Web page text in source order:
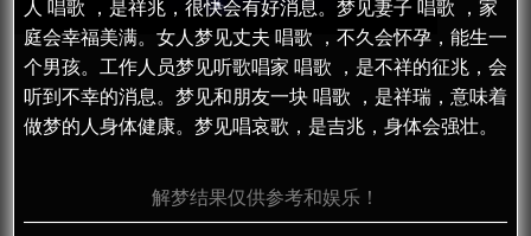
人 唱歌 ，是祥兆，很快会有好消息。梦见妻子 唱歌 ，家
庭会幸福美满。女人梦见丈夫 唱歌 ，不久会怀孕，能生一
个男孩。工作人员梦见听歌唱家 唱歌 ，是不祥的征兆，会
听到不幸的消息。梦见和朋友一块 唱歌 ，是祥瑞，意味着
做梦的人身体健康。梦见唱哀歌，是吉兆，身体会强壮。
解梦结果仅供参考和娱乐！